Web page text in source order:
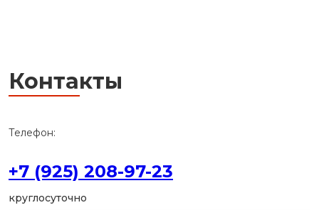
Контакты
Телефон:
+7 (925) 208-97-23
круглосуточно